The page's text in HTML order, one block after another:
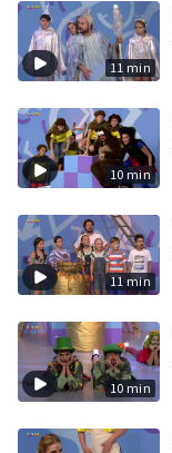
11 min
10 min
11 min
10 min